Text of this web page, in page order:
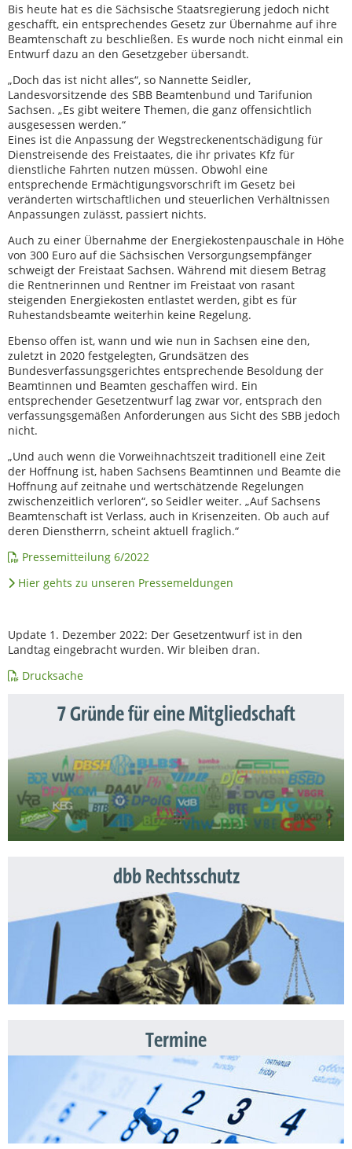
Bis heute hat es die Sächsische Staatsregierung jedoch nicht
geschafft, ein entsprechendes Gesetz zur Übernahme auf ihre
Beamtenschaft zu beschließen. Es wurde noch nicht einmal ein
Entwurf dazu an den Gesetzgeber übersandt.
„Doch das ist nicht alles“, so Nannette Seidler,
Landesvorsitzende des SBB Beamtenbund und Tarifunion
Sachsen. „Es gibt weitere Themen, die ganz offensichtlich
ausgesessen werden.“
Eines ist die Anpassung der Wegstreckenentschädigung für
Dienstreisende des Freistaates, die ihr privates Kfz für
dienstliche Fahrten nutzen müssen. Obwohl eine
entsprechende Ermächtigungsvorschrift im Gesetz bei
veränderten wirtschaftlichen und steuerlichen Verhältnissen
Anpassungen zulässt, passiert nichts.
Auch zu einer Übernahme der Energiekostenpauschale in Höhe
von 300 Euro auf die Sächsischen Versorgungsempfänger
schweigt der Freistaat Sachsen. Während mit diesem Betrag
die Rentnerinnen und Rentner im Freistaat von rasant
steigenden Energiekosten entlastet werden, gibt es für
Ruhestandsbeamte weiterhin keine Regelung.
Ebenso offen ist, wann und wie nun in Sachsen eine den,
zuletzt in 2020 festgelegten, Grundsätzen des
Bundesverfassungsgerichtes entsprechende Besoldung der
Beamtinnen und Beamten geschaffen wird. Ein
entsprechender Gesetzentwurf lag zwar vor, entsprach den
verfassungsgemäßen Anforderungen aus Sicht des SBB jedoch
nicht.
„Und auch wenn die Vorweihnachtszeit traditionell eine Zeit
der Hoffnung ist, haben Sachsens Beamtinnen und Beamte die
Hoffnung auf zeitnahe und wertschätzende Regelungen
zwischenzeitlich verloren“, so Seidler weiter. „Auf Sachsens
Beamtenschaft ist Verlass, auch in Krisenzeiten. Ob auch auf
deren Dienstherrn, scheint aktuell fraglich.“
Pressemitteilung 6/2022
Hier gehts zu unseren Pressemeldungen
Update 1. Dezember 2022: Der Gesetzentwurf ist in den
Landtag eingebracht wurden. Wir bleiben dran.
Drucksache
7 Gründe für eine Mitgliedschaft
dbb Rechtsschutz
Termine